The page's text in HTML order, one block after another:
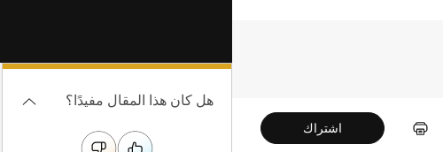
اشتراك
هل كان هذا المقال مفيدًا؟